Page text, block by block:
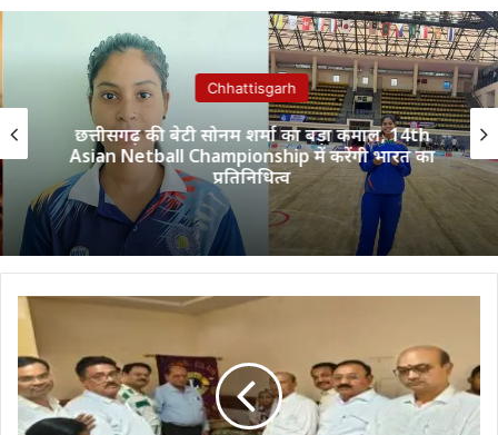
Chhattisgarh
छत्तीसगढ़ की बेटी सोनम शर्मा का बड़ा कमाल, 14th
Asian Netball Championship में करेंगी भारत का
प्रतिनिधित्व
सेवा
सप्ताह
के
चौथे
दिन
लायंस